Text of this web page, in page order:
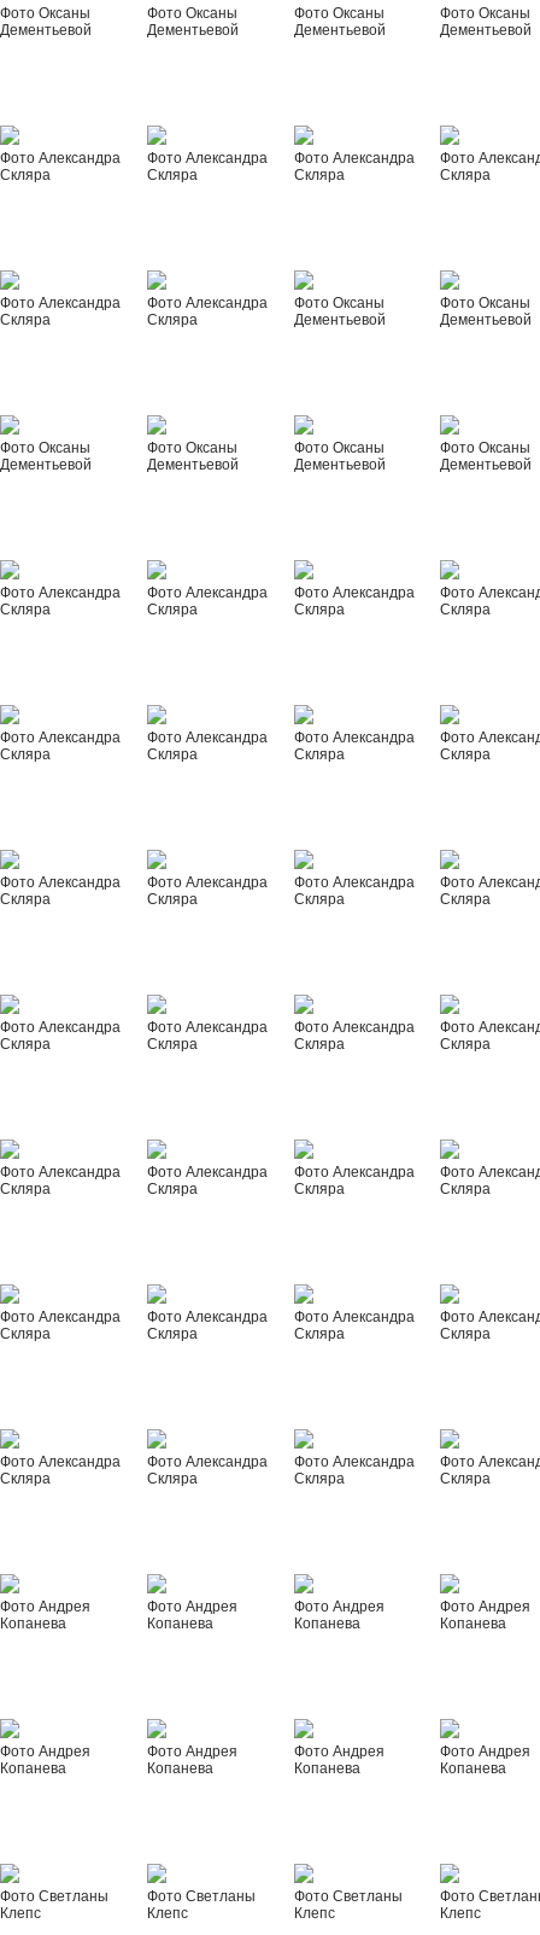
Фото Оксаны
Дементьевой
Фото Оксаны
Дементьевой
Фото Оксаны
Дементьевой
Фото Оксаны
Дементьевой
Фото Александра
Скляра
Фото Александра
Скляра
Фото Александра
Скляра
Фото
Скляра
Фото Александра
Скляра
Фото Александра
Скляра
Фото Оксаны
Дементьевой
Фото Оксаны
Дементьевой
Фото Оксаны
Дементьевой
Фото Оксаны
Дементьевой
Фото Оксаны
Дементьевой
Фото Оксаны
Дементьевой
Фото Александра
Скляра
Фото Александра
Скляра
Фото Александра
Скляра
Фото
Скляра
Фото Александра
Скляра
Фото Александра
Скляра
Фото Александра
Скляра
Фото
Скляра
Фото Александра
Скляра
Фото Александра
Скляра
Фото Александра
Скляра
Фото
Скляра
Фото Александра
Скляра
Фото Александра
Скляра
Фото Александра
Скляра
Фото
Скляра
Фото Александра
Скляра
Фото Александра
Скляра
Фото Александра
Скляра
Фото
Скляра
Фото Александра
Скляра
Фото Александра
Скляра
Фото Александра
Скляра
Фото
Скляра
Фото Александра
Скляра
Фото Александра
Скляра
Фото Александра
Скляра
Фото
Скляра
Фото Андрея
Копанева
Фото Андрея
Копанева
Фото Андрея
Копанева
Фото Андрея
Копанева
Фото Андрея
Копанева
Фото Андрея
Копанева
Фото Андрея
Копанева
Фото Андрея
Копанева
Фото Светланы
Клепс
Фото Светланы
Клепс
Фото Светланы
Клепс
Фото
Клепс